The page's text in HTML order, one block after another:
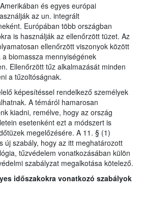
és egyes európai
az un. integrált
Európában több országban
is használják az ellenőrzött tüzet. Az
ellenőrzött viszonyok között
biomassza mennyiségének
Ellenőrzött tűz alkalmazását minden
a tűzoltóságnak.
képesítéssel rendelkező személyek
A témáról hamarosan
kiadni, remélve, hogy az ország
esetenként ezt a módszert is
megelőzésére. A 11. § (1)
új szabály, hogy az itt meghatározott
tűzvédelem vonatkozásában külön
szabályzat megalkotása kötelező.
időszakokra vonatkozó szabályok